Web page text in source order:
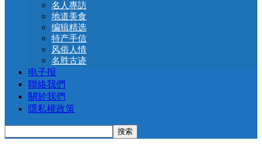
名人專訪
地道美食
编辑精选
特产手信
风俗人情
名胜古迹
电子报
聯絡我們
關於我們
隱私權政策